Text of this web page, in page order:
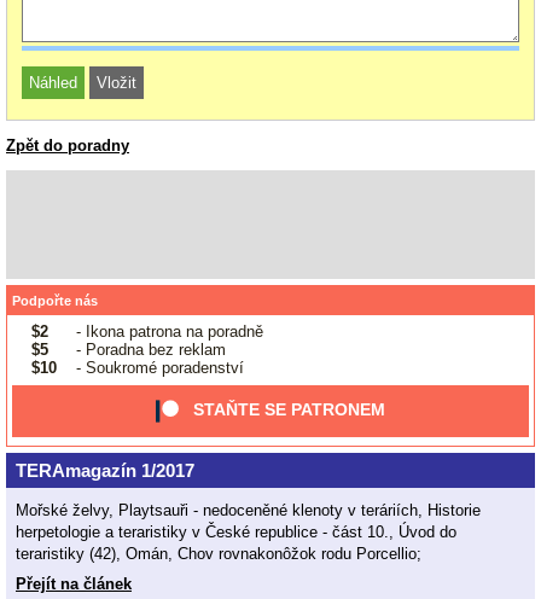
Zpět do poradny
Podpořte nás
$2
- Ikona patrona na poradně
$5
- Poradna bez reklam
$10
- Soukromé poradenství
STAŇTE SE PATRONEM
TERAmagazín 1/2017
Mořské želvy, Playtsauři - nedoceněné klenoty v teráriích, Historie
herpetologie a teraristiky v České republice - část 10., Úvod do
teraristiky (42), Omán, Chov rovnakonôžok rodu Porcellio;
Přejít na článek